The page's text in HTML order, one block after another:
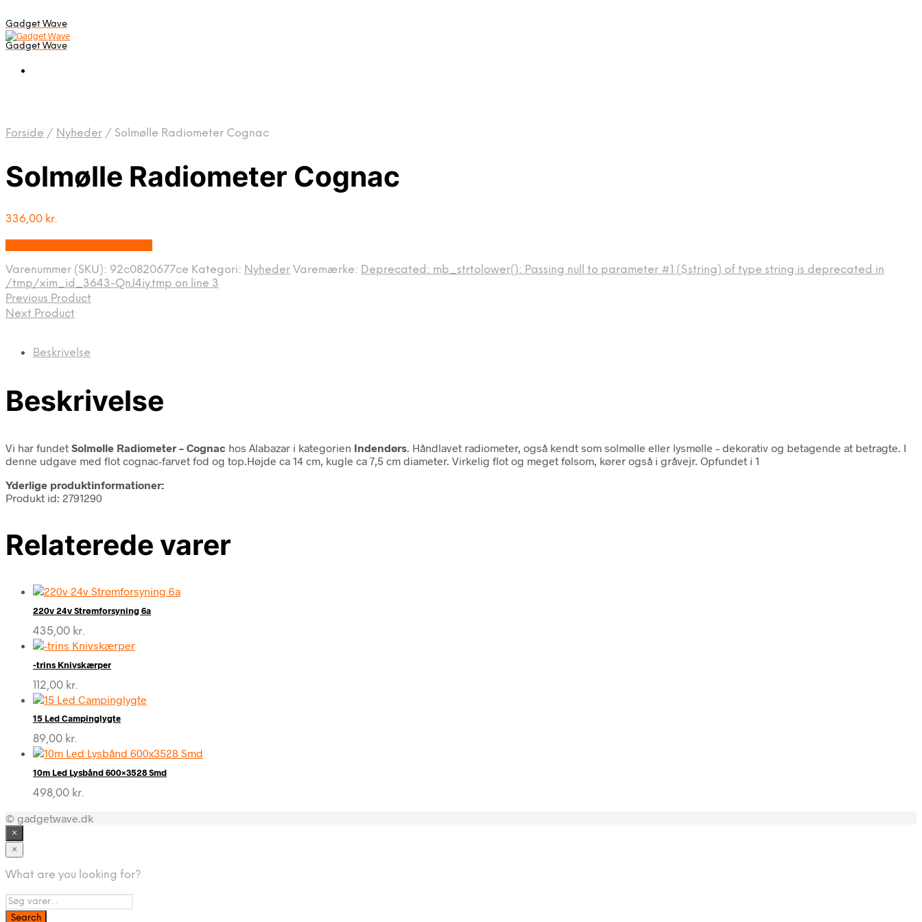
Gadget Wave
Gadget Wave
Forside / Nyheder / Solmølle Radiometer Cognac
Solmølle Radiometer Cognac
336,00 kr.
Varenummer (SKU): 92c0820677ce Kategori: Nyheder Varemærke: Deprecated: mb_strtolower(): Passing null to parameter #1 ($string) of type string is deprecated in
/tmp/xim_id_3643-QnJ4iy.tmp on line 3
Previous Product
Next Product
Beskrivelse
Beskrivelse
Vi har fundet Solmølle Radiometer – Cognac hos Alabazar i kategorien Indendørs . Håndlavet radiometer, også kendt som solmølle eller lysmølle – dekorativ og betagende at betragte. I
denne udgave med flot cognac-farvet fod og top.Højde ca 14 cm, kugle ca 7,5 cm diameter. Virkelig flot og meget følsom, kører også i gråvejr. Opfundet i 1
Yderlige produktinformationer:
Produkt id: 2791290
Relaterede varer
220v 24v Strømforsyning 6a
435,00 kr.
-trins Knivskærper
112,00 kr.
15 Led Campinglygte
89,00 kr.
10m Led Lysbånd 600×3528 Smd
498,00 kr.
© gadgetwave.dk
×
×
What are you looking for?